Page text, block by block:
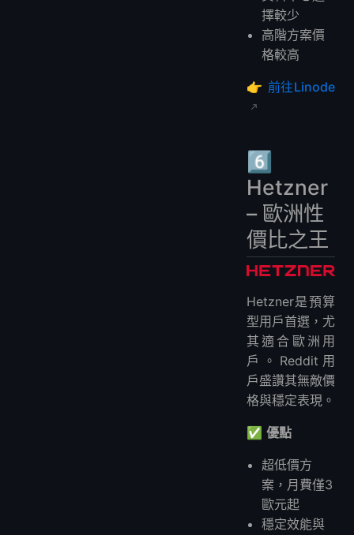
擇較少
高階方案價
格較高
👉 前往Linode
6️⃣
Hetzner
– 歐洲性
價比之王
Hetzner是預算
型用戶首選，尤
其適合歐洲用
戶。Reddit用
戶盛讚其無敵價
格與穩定表現。
✅ 優點
超低價方
案，月費僅3
歐元起
穩定效能與